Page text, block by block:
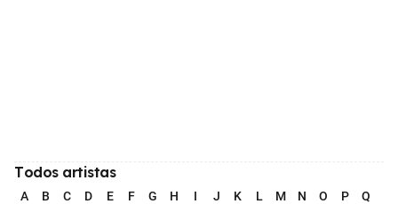
Todos artistas
A B C D E F G H I J K L M N O P Q